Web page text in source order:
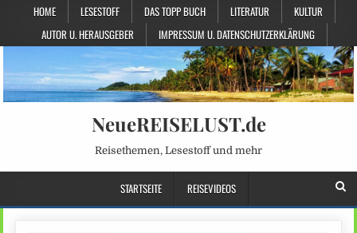
HOME LESESTOFF DAS TOPP BUCH LITERATUR
KULTUR
AUTOR U. HERAUSGEBER
IMPRESSUM U. DATENSCHUTZERKLÄRUNG
NeueREISELUST.de
Reisethemen, Lesestoff und mehr
STARTSEITE REISEVIDEOS